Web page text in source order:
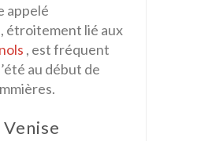
appelé
, étroitement lié aux
, est fréquent
au début de